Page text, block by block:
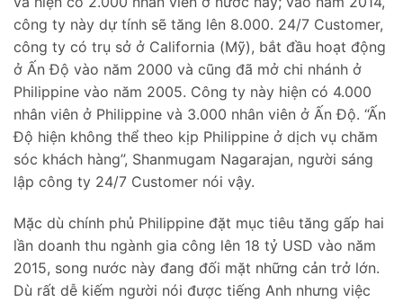
công ty này dự tính sẽ tăng lên 8.000. 24/7 Customer,
công ty có trụ sở ở California (Mỹ), bắt đầu hoạt động
ở Ấn Độ vào năm 2000 và cũng đã mở chi nhánh ở
Philippine vào năm 2005. Công ty này hiện có 4.000
nhân viên ở Philippine và 3.000 nhân viên ở Ấn Độ. “Ấn
Độ hiện không thể theo kịp Philippine ở dịch vụ chăm
sóc khách hàng”, Shanmugam Nagarajan, người sáng
lập công ty 24/7 Customer nói vậy.
Mặc dù chính phủ Philippine đặt mục tiêu tăng gấp hai
lần doanh thu ngành gia công lên 18 tỷ USD vào năm
2015, song nước này đang đối mặt những cản trở lớn.
Dù rất dễ kiếm người nói được tiếng Anh nhưng việc